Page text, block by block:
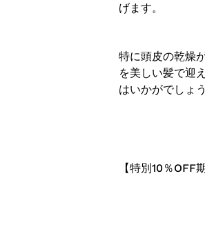
げます。
特に頭皮の乾燥
を美しい髪で迎
はいかがでしょう
【特別10％